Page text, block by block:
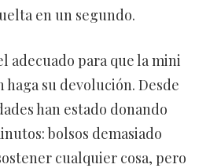
en un segundo.
adecuado para que la mini
su devolución. Desde
han estado donando
bolsos demasiado
cualquier cosa, pero